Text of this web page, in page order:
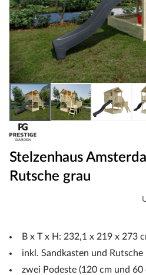
Stelzenhaus
Rutsche grau
B x T x H: 232,1 x 219 x 273
inkl. Sandkasten und Rutsche
zwei Podeste (120 cm und 60